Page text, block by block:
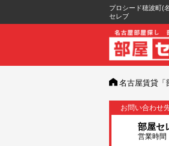
プロシード穂波町(
セレブ
名古屋賃貸「
お問い合わせ
部屋セ
営業時間